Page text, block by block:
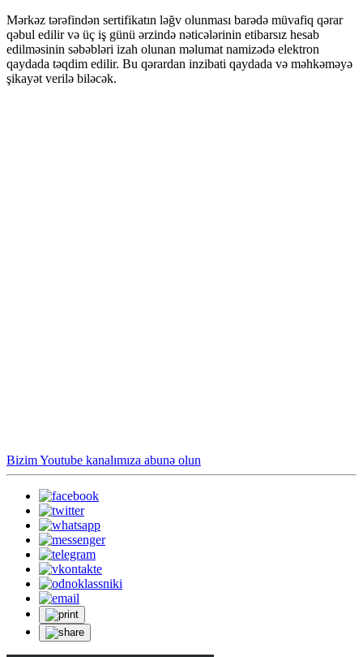
Mərkəz tərəfindən sertifikatın ləğv olunması barədə müvafiq qərar
qəbul edilir və üç iş günü ərzində nəticələrinin etibarsız hesab
edilməsinin səbəbləri izah olunan məlumat namizədə elektron
qaydada təqdim edilir. Bu qərardan inzibati qaydada və məhkəməyə
şikayət verilə biləcək.
Bizim Youtube kanalımıza abunə olun